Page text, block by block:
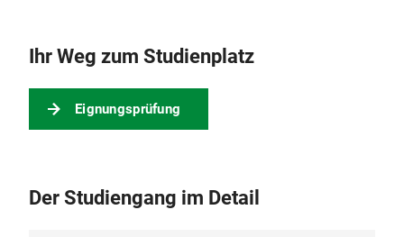
Ihr Weg zum Studienplatz
Eignungsprüfung
Der Studiengang im Detail